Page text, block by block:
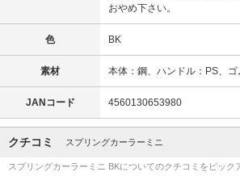
おやめ下さい。
色 BK
素材 本体：鋼、ハンドル：PS、
JANコード 4560130653980
クチコミ スプリングカーラーミニ
スプリングカーラーミニ BKについてのクチコミをピック